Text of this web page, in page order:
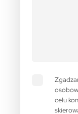
celu